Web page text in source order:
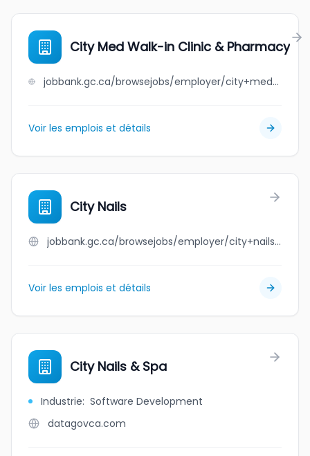
City Med Walk-in Clinic & Pharmacy
jobbank.gc.ca/browsejobs/employer/city+med+walk-in+clinic+%26+pharmacy/ca
Voir les emplois et détails
City Nails
jobbank.gc.ca/browsejobs/employer/city+nails/ca
Voir les emplois et détails
City Nails & Spa
Industrie: Software Development
datagovca.com